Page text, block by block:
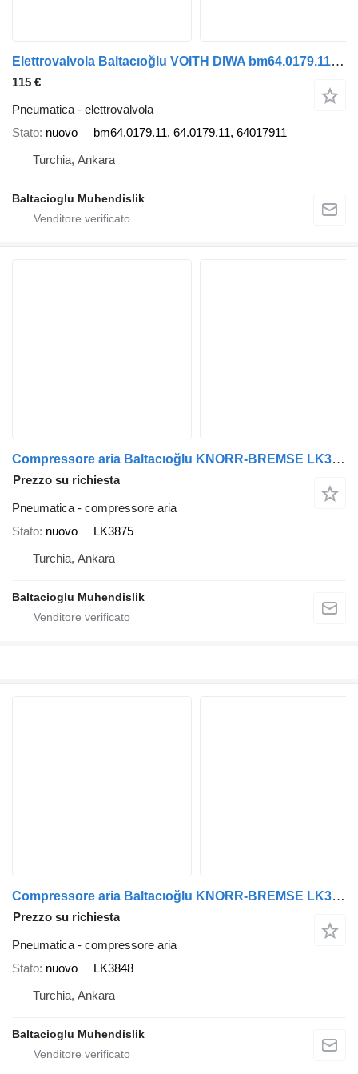
Elettrovalvola Baltacıoğlu VOITH DIWA bm64.0179.11 per autobus
115 €
Pneumatica - elettrovalvola
Stato nuovo
bm64.0179.11, 64.0179.11, 64017911
Turchia, Ankara
Baltacioglu Muhendislik
Compressore aria Baltacıoğlu KNORR-BREMSE LK3875 per autobus
Prezzo su richiesta
Pneumatica - compressore aria
Stato nuovo
LK3875
Turchia, Ankara
Baltacioglu Muhendislik
Compressore aria Baltacıoğlu KNORR-BREMSE LK3848 per autobus
Prezzo su richiesta
Pneumatica - compressore aria
Stato nuovo
LK3848
Turchia, Ankara
Baltacioglu Muhendislik